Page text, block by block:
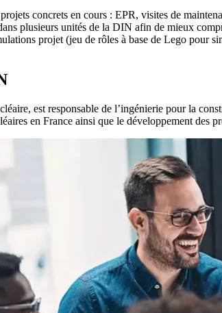
concrets en cours : EPR, visites de
plusieurs unités de la DIN afin de mieux
projet (jeu de rôles à base de Lego pour
est responsable de l’ingénierie pour la
en France ainsi que le développement des